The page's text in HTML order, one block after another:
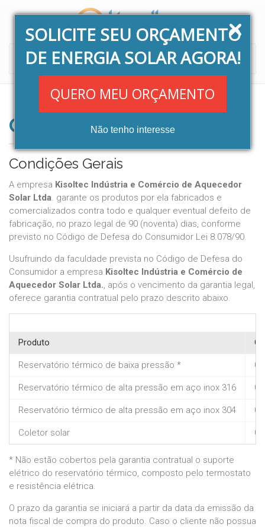
SOLICITE SEU ORÇAMENTO
DE ENERGIA SOLAR AGORA!
QUERO MEU ORÇAMENTO
Não tenho interesse
Toggle
GARANTIA CONTRATUAL
Condições Gerais
A empresa Kisoltec Indústria e Comércio de Aquecedor
Solar Ltda. garante os produtos por ela fabricados e
comercializados contra todo e qualquer eventual defeito de
fabricação, no prazo legal de 90 (noventa) dias, conforme
previsto no Código de Defesa do Consumidor Lei 8.078/90.
Usufruindo da faculdade prevista no Código de Defesa do
Consumidor a empresa Kisoltec Indústria e Comércio de
Aquecedor Solar Ltda., após o vencimento da garantia legal,
oferece garantia contratual pelo prazo descrito abaixo.
Produto
Reservatório térmico de baixa pressão *
Reservatório térmico de alta pressão em aço inox 316
Reservatório térmico de alta pressão em aço inox 304
Coletor solar
* Não estão cobertos pela garantia contratual o suporte
elétrico do reservatório térmico, composto pelo termostato
e resistência elétrica.
O prazo da garantia se iniciará a partir da data da emissão da
nota fiscal de compra do produto. Caso o cliente não possua